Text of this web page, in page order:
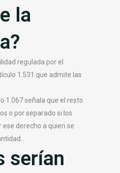
la
regulada por el
1.531 que admite las
1.067 señala que el resto
o por separado si los
ese derecho a quien se
serían